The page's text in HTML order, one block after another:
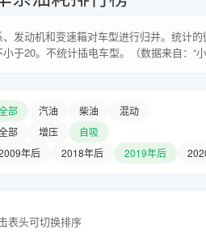
发动机和变速箱对车型进行归并。统计
于20。不统计插电车型。（数据来自：“小
部 汽油 柴油 混动
部 增压 自吸
年后 2018年后 2019年后
表头可切换排序